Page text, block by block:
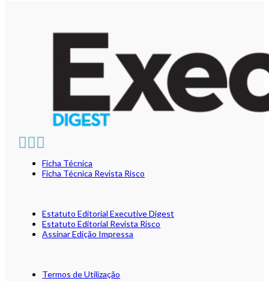
Ficha Técnica
Ficha Técnica Revista Risco
Estatuto Editorial Executive Digest
Estatuto Editorial Revista Risco
Assinar Edição Impressa
Termos de Utilização